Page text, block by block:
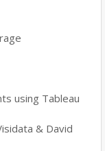
using Tableau
& David